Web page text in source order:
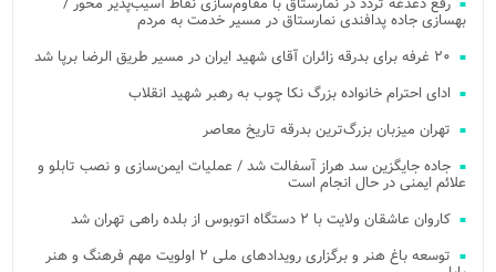
بهسازی جاده پدافندی نمارستاق در مسیر خدمت به مردم
۲۰ غرفه برای بدرقه زائران آقای شهید ایران در مسیر طریق الرضا برپا شد
ادای احترام خانواده بزرگ نکا چوب به رهبر شهید انقلاب
تهران میزبان بزرگ‌ترین بدرقه تاریخ معاصر
جاده جایگزین سد هراز آسفالت شد / عملیات ایمن‌سازی و نصب تابلو و
علائم ایمنی در حال انجام است
کاروان عاشقان ولایت با ۲ دستگاه اتوبوس از بلده راهی تهران شد
توسعه باغ هنر و برگزاری رویدادهای ملی ۲ اولویت مهم فرهنگ و هنر